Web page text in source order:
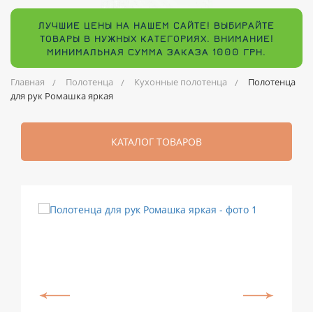
ЛУЧШИЕ ЦЕНЫ НА НАШЕМ САЙТЕ! ВЫБИРАЙТЕ
ТОВАРЫ В НУЖНЫХ КАТЕГОРИЯХ. ВНИМАНИЕ!
МИНИМАЛЬНАЯ СУММА ЗАКАЗА 1000 ГРН.
Главная Полотенца Кухонные полотенца
Полотенца
для рук Ромашка яркая
КАТАЛОГ ТОВАРОВ